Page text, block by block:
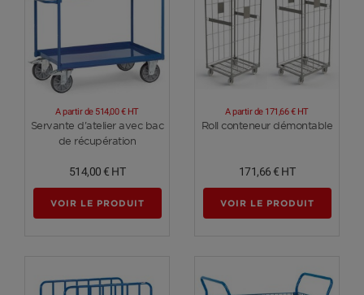
Voir plus
Servante d'atelier avec bac
de récupération
A partir de 514,00 € HT
514,00 € HT
VOIR LE PRODUIT
Voir plus
Roll conteneur démontable
A partir de 171,66 € HT
171,66 € HT
VOIR LE PRODUIT